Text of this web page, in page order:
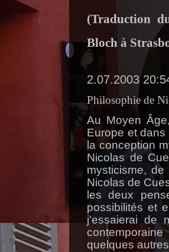
(Traduction
Bloch à
2.07.2003
Philosophie de
Au Moyen
Europe et
la conception
Nicolas de
mysticisme,
Nicolas de
les deux
possibilités et
j'essaierai de
quelques